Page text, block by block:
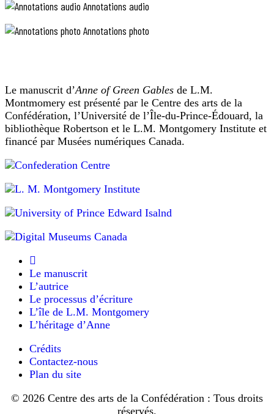
grand-
superscript).
J’aurais
davantage.
Est-
ce
que
je
peux
appeler
tante
Marilla?
Je
suis
pas
tante.
Pourquoi
donner
des
noms
correspondent
rien[.]
—Mais
vous
imaginez
jamais
que
de
la
réalité?
demanda
Anne,
les
écarquillés.
— Non.
Anne
un
soupir.
Oh,
Marilla,
saviez
que
perdez!
Annotations audio
Annotations photo
Le manuscrit d’Anne of Green Gables de L.M.
Montmomery est présenté par le Centre des arts de la
Confédération, l’Université de l’Île-du-Prince-Édouard, la
bibliothèque Robertson et le L.M. Montgomery Institute et
financé par Musées numériques Canada.
Le manuscrit
L’autrice
Le processus d’écriture
L’île de L.M. Montgomery
L’héritage d’Anne
Crédits
Contactez-nous
Plan du site
© 2026 Centre des arts de la Confédération : Tous droits
réservés.